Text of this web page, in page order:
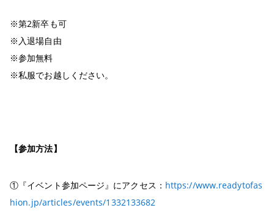
※第2新卒も可
※入退場自由
※参加無料
※私服でお越しください。
【参加方法】
①『イベント参加ページ』にアクセス： https://www.readytofas
hion.jp/articles/events/1332133682